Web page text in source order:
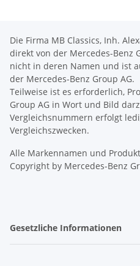
Die Firma MB Classics, Inh.
direkt von der Mercedes-Benz
nicht in deren Namen und ist
der Mercedes-Benz Group AG.
Teilweise ist es erforderlich,
Group AG in Wort und Bild
Vergleichsnummern erfolgt
Vergleichszwecken.
Alle Markennamen und
Copyright by Mercedes-Benz
Gesetzliche Informationen